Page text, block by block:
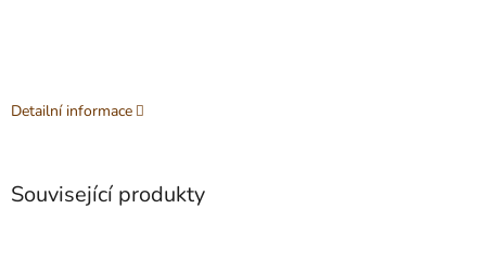
Detailní informace
Související produkty